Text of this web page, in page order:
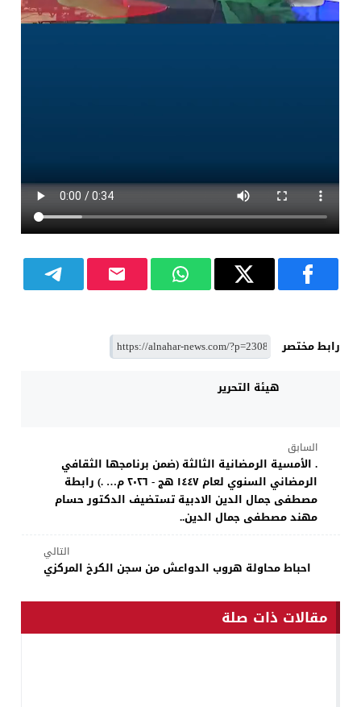
رابط مختصر
هيئة التحرير
السابق
. الأمسية الرمضانية الثالثة (ضمن برنامجها الثقافي
الرمضاني السنوي لعام ١٤٤٧ هج - ٢٠٢٦ م… .) رابطة
مصطفى جمال الدين الادبية تستضيف الدكتور حسام
مهند مصطفى جمال الدين..
التالي
احباط محاولة هروب الدواعش من سجن الكرخ المركزي
مقالات ذات صلة